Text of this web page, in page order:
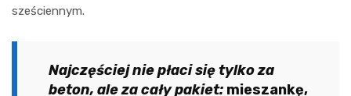
sześciennym.
Najczęściej nie płaci się tylko za
beton, ale za cały pakiet: mieszankę,